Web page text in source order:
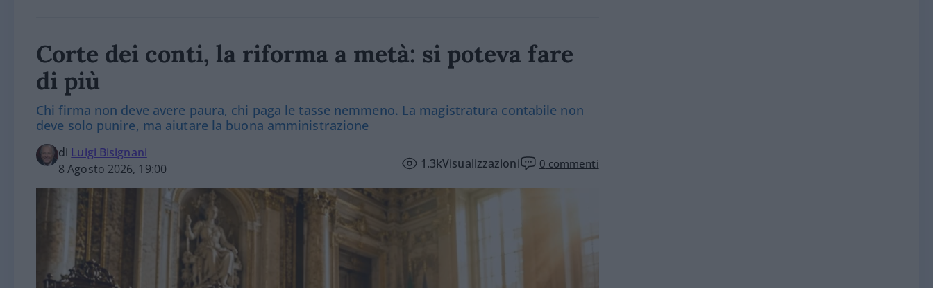
Corte dei conti, la riforma a metà: si poteva fare
di più
Chi firma non deve avere paura, chi paga le tasse nemmeno. La magistratura contabile non
deve solo punire, ma aiutare la buona amministrazione
di Luigi Bisignani
8 Agosto 2026, 19:00
1.3kVisualizzazioni 0 commenti